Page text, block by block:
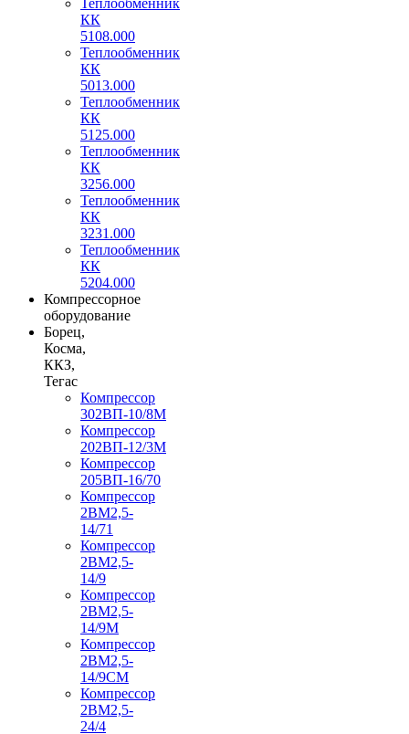
Теплообменник
КК
5108.000
Теплообменник
КК
5013.000
Теплообменник
КК
5125.000
Теплообменник
КК
3256.000
Теплообменник
КК
3231.000
Теплообменник
КК
5204.000
Компрессорное
оборудование
Борец,
Косма,
ККЗ,
Тегас
Компрессор
302ВП-10/8М
Компрессор
202ВП-12/3М
Компрессор
205ВП-16/70
Компрессор
2ВМ2,5-
14/71
Компрессор
2ВМ2,5-
14/9
Компрессор
2ВМ2,5-
14/9М
Компрессор
2ВМ2,5-
14/9СМ
Компрессор
2ВМ2,5-
24/4